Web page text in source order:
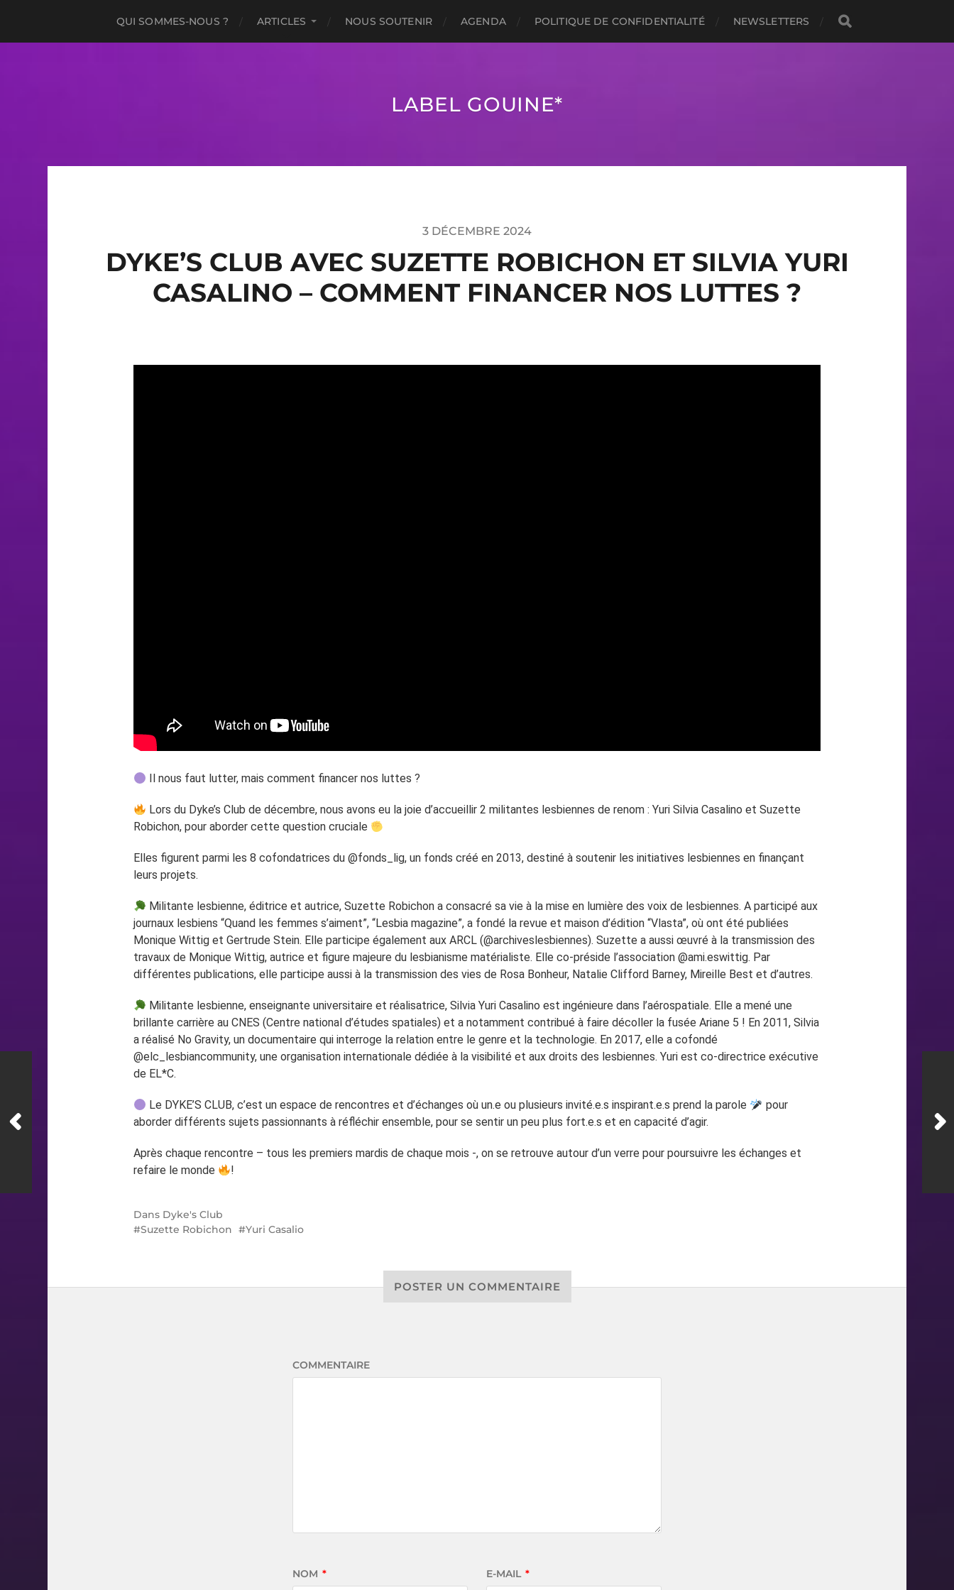
QUI SOMMES-NOUS ? ARTICLES NOUS SOUTENIR AGENDA POLITIQUE DE CONFIDENTIALITÉ NEWSLETTERS
LABEL GOUINE*
3 DÉCEMBRE 2024
DYKE’S CLUB AVEC SUZETTE ROBICHON ET SILVIA YURI
CASALINO – COMMENT FINANCER NOS LUTTES ?
Il nous faut lutter, mais comment financer nos luttes ?
Lors du Dyke’s Club de décembre, nous avons eu la joie d’accueillir 2 militantes lesbiennes de renom : Yuri Silvia Casalino et Suzette
Robichon, pour aborder cette question cruciale
Elles figurent parmi les 8 cofondatrices du @fonds_lig, un fonds créé en 2013, destiné à soutenir les initiatives lesbiennes en finançant
leurs projets.
Militante lesbienne, éditrice et autrice, Suzette Robichon a consacré sa vie à la mise en lumière des voix de lesbiennes. A participé aux
journaux lesbiens “Quand les femmes s’aiment”, “Lesbia magazine”, a fondé la revue et maison d’édition “Vlasta”, où ont été publiées
Monique Wittig et Gertrude Stein. Elle participe également aux ARCL (@archiveslesbiennes). Suzette a aussi œuvré à la transmission des
travaux de Monique Wittig, autrice et figure majeure du lesbianisme matérialiste. Elle co-préside l’association @ami.eswittig. Par
différentes publications, elle participe aussi à la transmission des vies de Rosa Bonheur, Natalie Clifford Barney, Mireille Best et d’autres.
Militante lesbienne, enseignante universitaire et réalisatrice, Silvia Yuri Casalino est ingénieure dans l’aérospatiale. Elle a mené une
brillante carrière au CNES (Centre national d’études spatiales) et a notamment contribué à faire décoller la fusée Ariane 5 ! En 2011, Silvia
a réalisé No Gravity, un documentaire qui interroge la relation entre le genre et la technologie. En 2017, elle a cofondé
@elc_lesbiancommunity, une organisation internationale dédiée à la visibilité et aux droits des lesbiennes. Yuri est co-directrice exécutive
de EL*C.
Le DYKE’S CLUB, c’est un espace de rencontres et d’échanges où un.e ou plusieurs invité.e.s inspirant.e.s prend la parole
pour
aborder différents sujets passionnants à réfléchir ensemble, pour se sentir un peu plus fort.e.s et en capacité d’agir.
Après chaque rencontre – tous les premiers mardis de chaque mois -, on se retrouve autour d’un verre pour poursuivre les échanges et
refaire le monde
!
Dans Dyke's Club
Suzette Robichon
Yuri Casalio
POSTER UN COMMENTAIRE
COMMENTAIRE
NOM * E-MAIL *